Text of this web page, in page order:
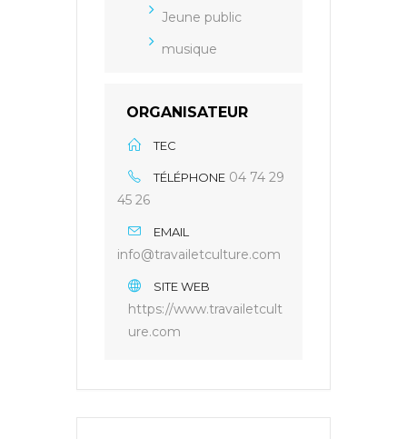
Jeune public
musique
ORGANISATEUR
TEC
TÉLÉPHONE 04 74 29
45 26
EMAIL
info@travailetculture.com
SITE WEB
https://www.travailetcult
ure.com